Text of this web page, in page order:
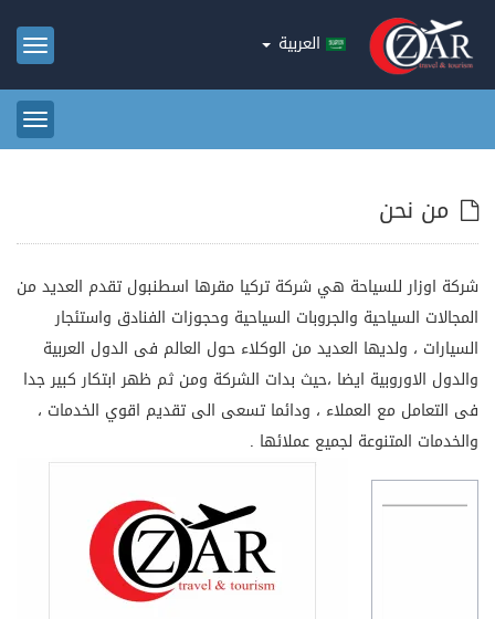
العربية
من نحن
شركة اوزار للسياحة هي شركة تركيا مقرها اسطنبول تقدم العديد من
المجالات السياحية والجروبات السياحية وحجوزات الفنادق واستئجار
السيارات ، ولديها العديد من الوكلاء حول العالم فى الدول العربية
والدول الاوروبية ايضا ،حيث بدات الشركة ومن ثم ظهر ابتكار كبير جدا
فى التعامل مع العملاء ، ودائما تسعى الى تقديم اقوي الخدمات ،
والخدمات المتنوعة لجميع عملائها .